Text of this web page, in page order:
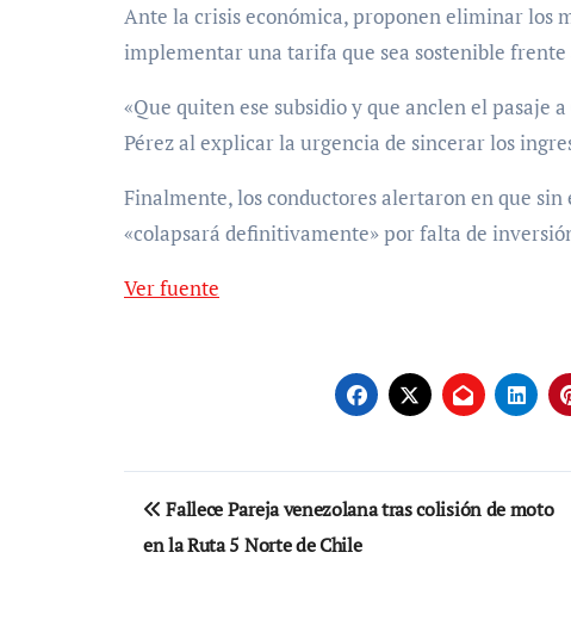
Ante la crisis económica, proponen eliminar los
implementar una tarifa que sea sostenible
«Que quiten ese subsidio y que anclen el pasaje
Pérez al explicar la urgencia de sincerar los
Finalmente, los conductores alertaron en que
«colapsará definitivamente» por falta de
Ver fuente
Navegación
de
Fallece Pareja venezolana tras colisión de moto
en la Ruta 5 Norte de Chile